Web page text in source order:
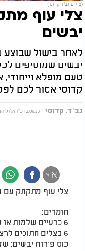
(צילום: גב' ד. קדוסי)
צלי עוף
יבשים
לאחר בישול שבוצע
יבשים שמוסיפים
טעם מופלא
קדוסי אסור לכם
גב' ד. קדוסי 12.09.23 כ"ו אלול התשפ"ג, עודכן 20:19 10.03.25
א א
צלי עוף מתקתק עם
חומרים:
6 כרעיים שלמות או מחולקות
6 בצלים חתוכים לרצועות
כוס פירות יבשים: